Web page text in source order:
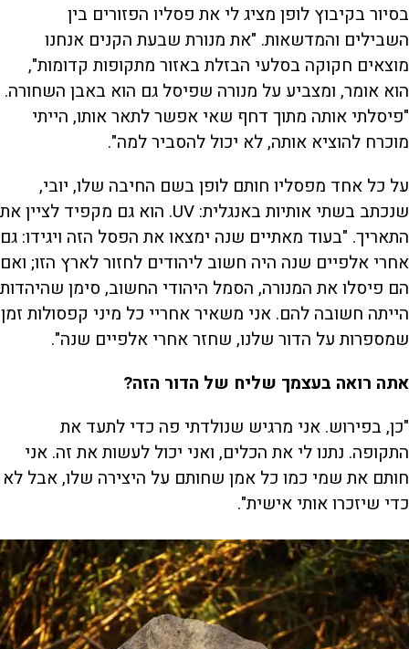
בסיור בקיבוץ לופן מציג לי את פסליו הפזורים בין
השבילים והמדשאות. "את מנורת שבעת הקנים אנחנו
מוצאים חקוקה בסלעי הבזלת באזור מתקופות קדומות",
הוא אומר, ומצביע על מנורה שפיסל גם הוא באבן השחורה.
"פיסלתי אותה מתוך דחף שאי אפשר לתאר אותו, הייתי
מוכרח להוציא אותה, לא יכול להסביר למה".
על כל אחד מפסליו חותם לופן בשם החיבה שלו, יובי,
שנכתב בשתי אותיות באנגלית: UV. הוא גם מקפיד לציין את
התאריך. "בעוד מאתיים שנה ימצאו את הפסל הזה ויגידו: גם
אחרי אלפיים שנה היה חשוב ליהודים לחזור לארץ הזו; ואם
הם פיסלו את המנורה, הסמל היהודי החשוב, סימן שהיהדות
הייתה חשובה להם. אני משאיר אחריי כל מיני קפסולות זמן
שמספרות על הדור שלנו, שחזר אחרי אלפיים שנה".
אתה רואה בעצמך שליח של הדור הזה?
"כן, בפירוש. אני מרגיש שנולדתי פה כדי לתעד את
התקופה. נתנו לי את הכלים, ואני יכול לעשות את זה. אני
חותם את שמי כמו כל אמן שחותם על היצירה שלו, אבל לא
כדי שיזכרו אותי אישית".